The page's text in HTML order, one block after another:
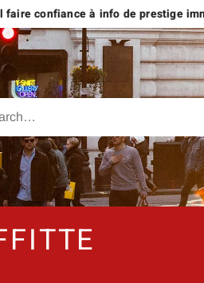
confiance à info de prestige